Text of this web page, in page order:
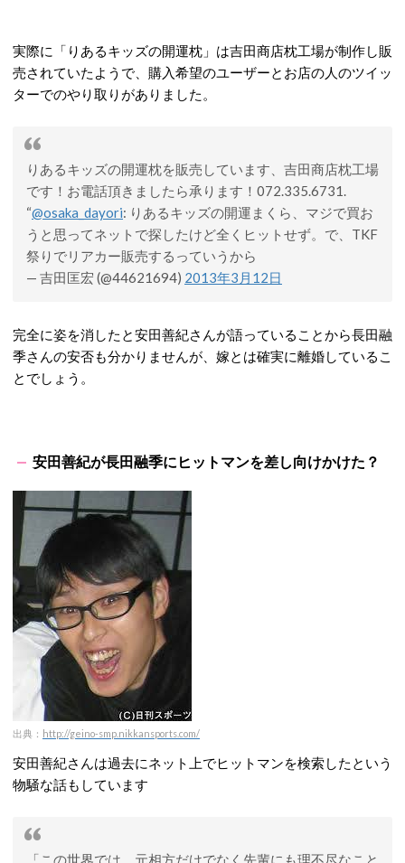
実際に「りあるキッズの開運枕」は吉田商店枕工場が制作し販
売されていたようで、購入希望のユーザーとお店の人のツイッ
ターでのやり取りがありました。
りあるキッズの開運枕を販売しています、吉田商店枕工場
です！お電話頂きましたら承ります！072.335.6731.
“@osaka_dayori: りあるキッズの開運まくら、マジで買お
うと思ってネットで探したけど全くヒットせず。で、TKF
祭りでリアカー販売するっていうから
— 吉田匡宏 (@44621694) 2013年3月12日
完全に姿を消したと安田善紀さんが語っていることから長田融
季さんの安否も分かりませんが、嫁とは確実に離婚しているこ
とでしょう。
安田善紀が長田融季にヒットマンを差し向けかけた？
出典： http://geino-smp.nikkansports.com/
安田善紀さんは過去にネット上でヒットマンを検索したという
物騒な話もしています
「この世界では、元相方だけでなく先輩にも理不尽なこと